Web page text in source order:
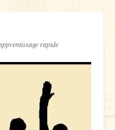
rapide